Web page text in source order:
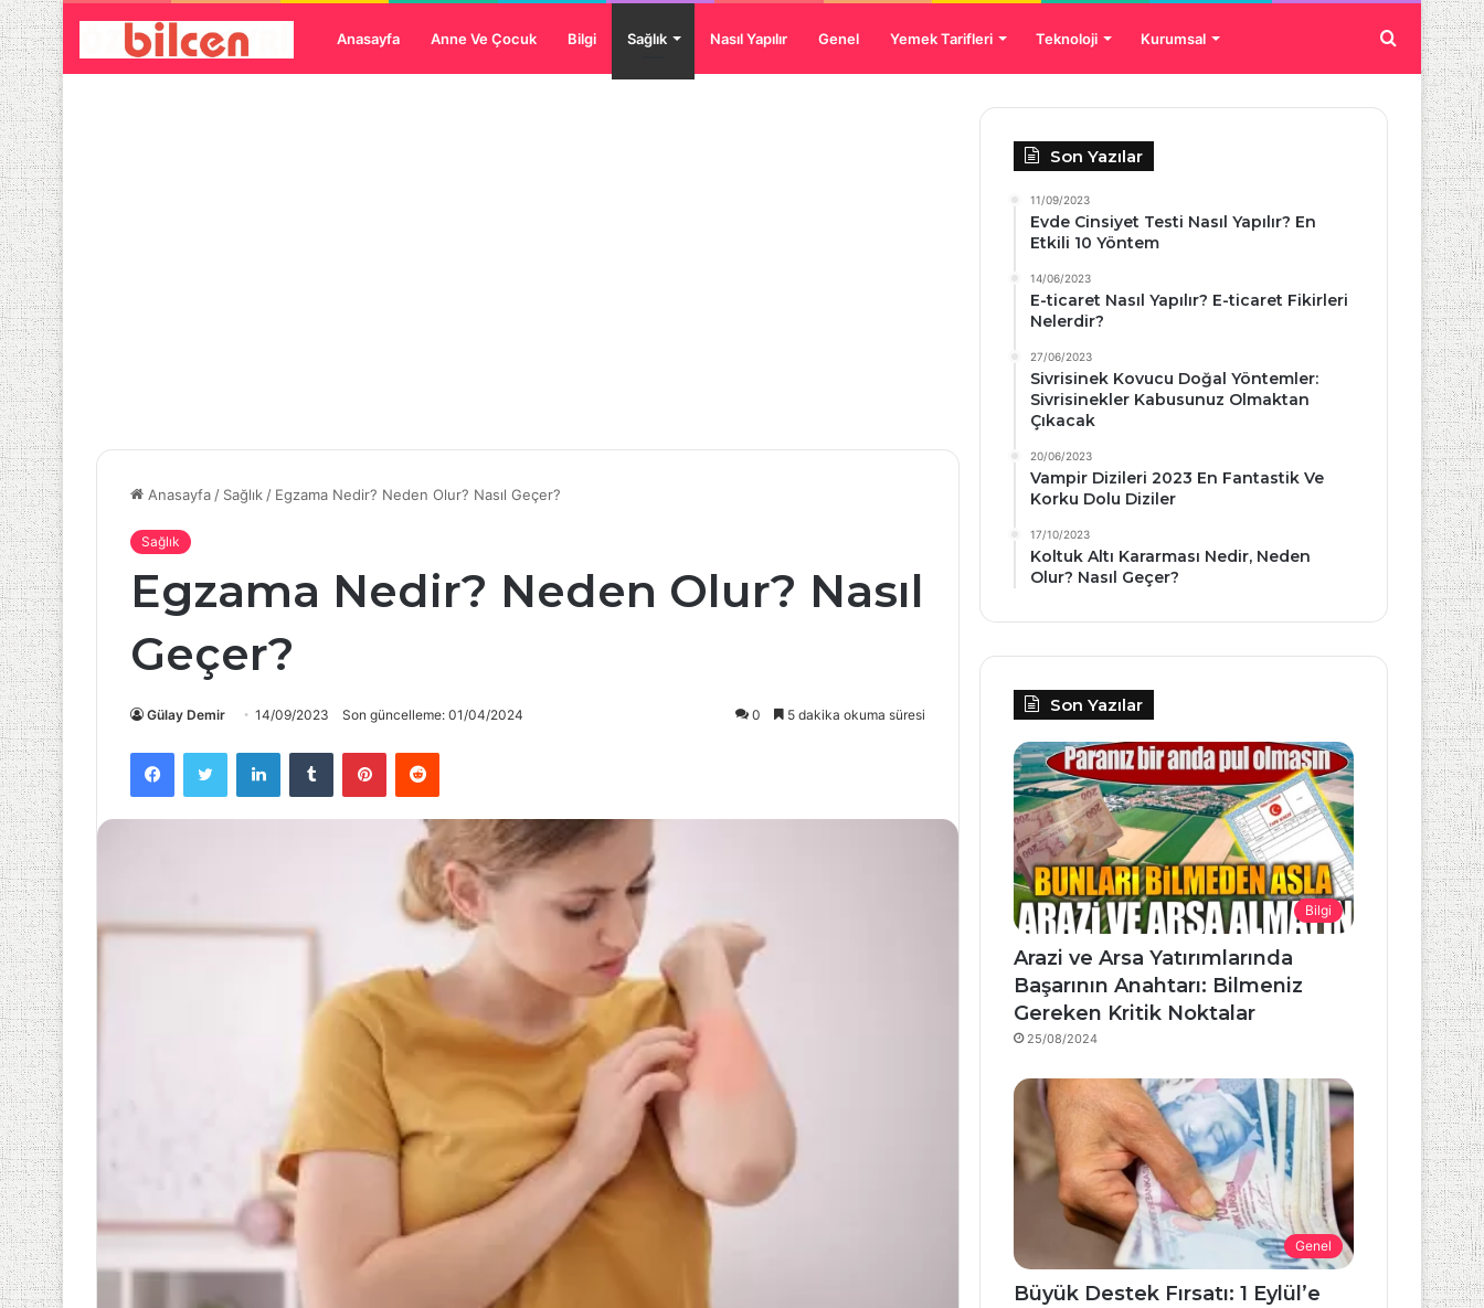
Anasayfa Anne Ve Çocuk Bilgi Sağlık Nasıl Yapılır Genel Yemek Tarifleri Teknoloji Kurumsal Arama
yap
Anasayfa / Sağlık / Egzama Nedir? Neden Olur? Nasıl Geçer?
Sağlık
Egzama Nedir? Neden Olur? Nasıl
Geçer?
Gülay Demir 14/09/2023 Son güncelleme: 01/04/2024 0 5 dakika okuma süresi
Son Yazılar
11/09/2023
Evde Cinsiyet Testi Nasıl Yapılır? En
Etkili 10 Yöntem
14/06/2023
E-ticaret Nasıl Yapılır? E-ticaret Fikirleri
Nelerdir?
27/06/2023
Sivrisinek Kovucu Doğal Yöntemler:
Sivrisinekler Kabusunuz Olmaktan
Çıkacak
20/06/2023
Vampir Dizileri 2023 En Fantastik Ve
Korku Dolu Diziler
17/10/2023
Koltuk Altı Kararması Nedir, Neden
Olur? Nasıl Geçer?
Son Yazılar
Bilgi
Arazi ve Arsa Yatırımlarında
Başarının Anahtarı: Bilmeniz
Gereken Kritik Noktalar
25/08/2024
Genel
Büyük Destek Fırsatı: 1 Eylül’e